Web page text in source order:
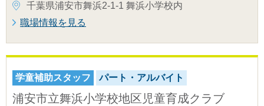
千葉県浦安市舞浜2-1-1 舞浜小学校内
職場情報を見る
学童補助スタッフ パート・アルバイト
浦安市立舞浜小学校地区児童育成クラブ